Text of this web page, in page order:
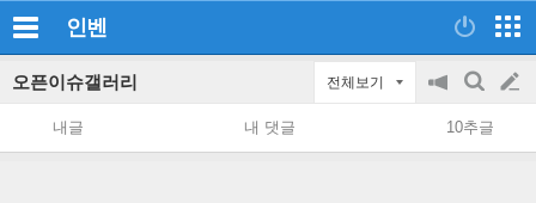
인벤
오픈이슈갤러리 전체보기
공
지
on/off
검
색
글
쓰
내글 내 댓글 10추글